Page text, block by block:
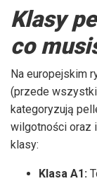
Klasy
co
Na europejskim
(przede
kategoryzują
wilgotności oraz
klasy:
Klasa A1: